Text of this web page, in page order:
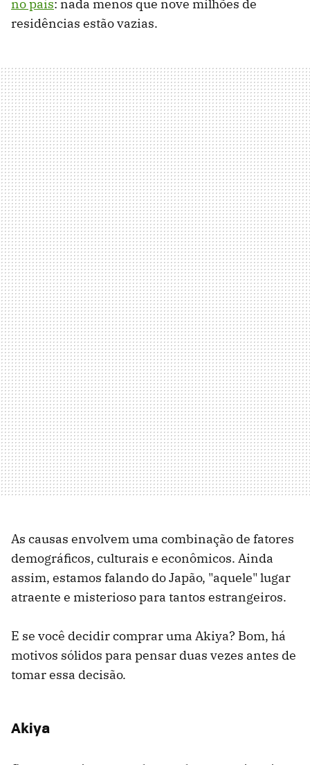
no país: nada menos que nove milhões de
residências estão vazias.
As causas envolvem uma combinação de fatores
demográficos, culturais e econômicos. Ainda
assim, estamos falando do Japão, "aquele" lugar
atraente e misterioso para tantos estrangeiros.
E se você decidir comprar uma Akiya? Bom, há
motivos sólidos para pensar duas vezes antes de
tomar essa decisão.
Akiya